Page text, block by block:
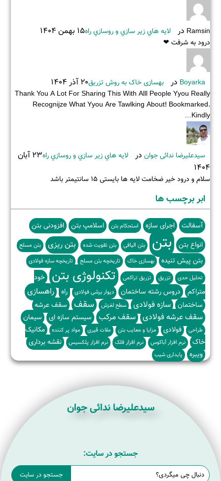
Ramsin در لايه هاي زير سازي و روسازي راه15 بهمن 1404
درود به شرفت ❤
Boyarka در بهسازی خاک به روش تزریق20 آذر 1404
Thank You A Lot For Sharing This With Alll People Yyou Really
Recognijze What Yyou Are Tawlking About! Bookmarked.
Kindly…
سیدعلیرضا ندائی جوان در لايه هاي زير سازي و روسازي راه
23 آبان
1404
سلام و درود خیر ضخامت لایه ها بایستی ۱۵ سانتیمتر باشد
ابر برچسب ها
آسفالت اجرای سازه استحکام بتن اسلامپ بتن
افزودنی بتن
انواع بتن
بتن بتن الیافی بتن تقویت شده بتن ریزی بتن مسلح
بتن پیش تنیده بهسازی خاک تاریخچه بتن مسلح
تاریخچه سازه فولادی
تحلیل حدی
تزریق تزریق تراکمی تکنولوژی بتن
خود
متراکم
دروس رشته ساختمان دیوار برشی فولادی راه راهسازی
ساختمان سازه فولادی سطح لغزش سقف سقف عرشه
سقف عرشه فولادی سقف مرکب سیستم سازه ای سیمان
طراحی فولادی مزایا و معایب بتن ملات قیری مواد پر کننده
مکانیک
خاک
نرم افزار آباکوس نرم افزار فلک نرم افزار پلکسیس
نقشه برداری
ویبره
پایداری شیب
سیدعلیرضا ندائی جوان
جستجو در سایت: